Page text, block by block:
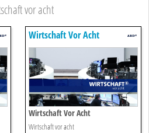
vor acht
Wirtschaft Vor Acht
Wirtschaft Vor Acht
Wirtschaft vor acht